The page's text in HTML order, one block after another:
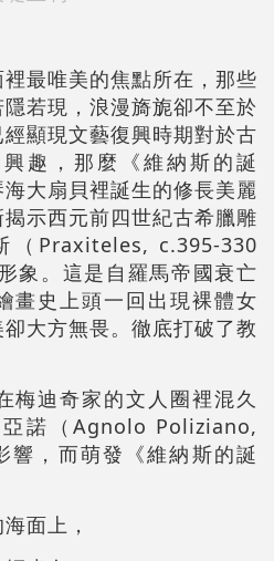
最唯美的焦點所在，那些
若現，浪漫旖旎卻不至於
顯現文藝復興時期對於古
趣，那麼《維納斯的誕
大扇貝裡誕生的修長美麗
示西元前四世紀古希臘雕
（Praxiteles, c.395-330
象。這是自羅馬帝國衰亡
畫史上頭一回出現裸體女
大方無畏。徹底打破了教
梅迪奇家的文人圈裡混久
諾（Agnolo Poliziano,
響，而萌發《維納斯的誕
面上，